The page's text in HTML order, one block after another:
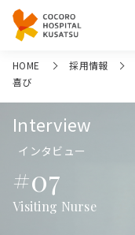
HOME 採用情報
喜び
Interview
インタビュー
#07
Visiting Nurse